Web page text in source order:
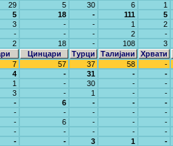
29 5 30 6 1
5 18 - 111 5
3 - - 1 2
- - - 2 -
2 18 - 108 3
Цинцари Турци Талијани Хрвати
7 57 37 58 -
4 - 31 - -
1 - 30 - -
3 - 1 - -
- 6 - - -
- - - - -
- 6 - - -
- - - - -
- - 3 1 -